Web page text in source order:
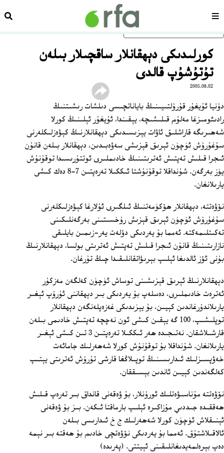
ئاساسلىق مەزمۇنغا ئاتلاڭسەھىپە
كورلىدىكى دېھقانلار ساقچىلار بىلەن
تۇتۇشۇپ قالدى
2005.08.02
دۇنيا ئۇيغۇر قۇرۇلتىيىنىڭ باياناتچىسى دىلشات رىشىتنىڭ
رادىئومىزغا مەلۇم قىلىشىچە، يېقىندا، ئۇيغۇر ئېلىنىڭ كورلا
شەھىرىگە قاراشلىق ئاۋات يېزىسىدىكى دېھقانلارنىڭ كېۋەزلىكلەرنى
سۇغۇرۇش ئۈچۈن ئېرىق قېزىشى سەۋەبىدىن، دېھقانلار بىلەن قانۇن
ئىجرا قىلىش تەپتىش ئەترىتىنىڭ خادىملىرى ئوتتۇرىسىدا توقۇنۇش
يۈز بەرگەن. شۇنداقلا توقۇنۇشتا ئىككىلا تەرەپتىن 7-8 دەك كىشى
يارىلانغان.
نۆۋەتتە، دېھقانلار ھۆكۈمەتنىڭ ئىلگىرى ئۇلارغا كېۋەزلىكلەرنى
سۇغۇرۇش ئۈچۈن ئېرىق قېزىش رۇخسىتىنى بەرگەنلىكىنى
تەكىتلىمەكتە. ئەمما بۇ يەردىكى دۆلەت يەر-زىمىن بايلىقى
نازارىتىنىڭ قانۇن ئىجرا قىلىش تەپتىش ئەترىتى بولسا، دېھقانلارنىڭ
بۇنى ئۆز ئالدىغا ئېلىپ بېرىۋاتقانلىقىدا چىڭ تۇرغان.
دېھقانلارنىڭ ئېرىق قېزىشىنى توساش ئۈچۈن كەلگەن مەزكۇر
ئەترەت خادىملىرى، دەسلەپ بۇ يەردىكى بىر دېھقاننى ئۇرۇپ ئېغىر
يارىلاندۇرغاندىن كېيىن، بۇ يېزىدىكى غەزەپلەنگەن دېھقانلار
توپلىشىپ، 100 گە يېقىن كىشى ئون نەچچە تەپتىش خادىمى بىلەن
قارشىلاشقان. نەتىجىدە ھەر ئىككىلا تەرەپتىن 3 تىن كىشى ئېغىر
يارىلانغان. شۇنداقلا بۇ توقۇنۇش كورلا شەھەرلىك جامائەت
خەۋپسىزلىك ئىدارىسىنىڭ توپىلاڭغا قارشى تۇرۇش ئەترىتى يېتىپ
كەلگەندىن كېيىن ئاندىن بېسىققان.
نۆۋەتتە مۇناسىۋەتلىك ئورۇنلار، بۇ ۋەقەنى قانداق بىر تەرەپ قىلىش
ھەققىدە جىددىي مۇزاكىرە ئېلىپ بارماقتا ئىكەن. بىز بۇ ۋەقەنى
ئېنىقلاش ئۈچۈن كورلا شەھەرلىك ج خ ئىدارىسى بىلەن
ئالاقىلاشتۇق. ئەمما بۇ يەردىكى نۆۋەتچى خادىم بۇ ھەقتە بىر نېمە
دەپ بېرەلمەيدىغانلىقىنى ئېيتتى. (پەرىدە)